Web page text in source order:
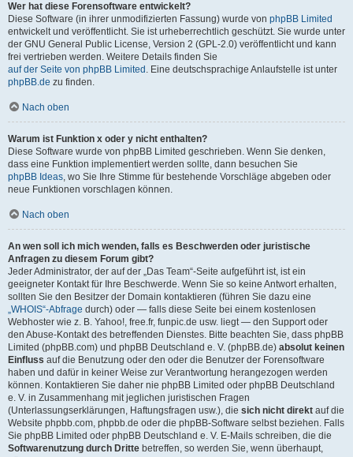
Wer hat diese Forensoftware entwickelt?
Diese Software (in ihrer unmodifizierten Fassung) wurde von phpBB Limited
entwickelt und veröffentlicht. Sie ist urheberrechtlich geschützt. Sie wurde unter
der GNU General Public License, Version 2 (GPL-2.0) veröffentlicht und kann
frei vertrieben werden. Weitere Details finden Sie
auf der Seite von phpBB Limited . Eine deutschsprachige Anlaufstelle ist unter
phpBB.de zu finden.
Nach oben
Warum ist Funktion x oder y nicht enthalten?
Diese Software wurde von phpBB Limited geschrieben. Wenn Sie denken,
dass eine Funktion implementiert werden sollte, dann besuchen Sie
phpBB Ideas, wo Sie Ihre Stimme für bestehende Vorschläge abgeben oder
neue Funktionen vorschlagen können.
Nach oben
An wen soll ich mich wenden, falls es Beschwerden oder juristische
Anfragen zu diesem Forum gibt?
Jeder Administrator, der auf der „Das Team“-Seite aufgeführt ist, ist ein
geeigneter Kontakt für Ihre Beschwerde. Wenn Sie so keine Antwort erhalten,
sollten Sie den Besitzer der Domain kontaktieren (führen Sie dazu eine
„WHOIS“-Abfrage durch) oder — falls diese Seite bei einem kostenlosen
Webhoster wie z. B. Yahoo!, free.fr, funpic.de usw. liegt — den Support oder
den Abuse-Kontakt des betreffenden Dienstes. Bitte beachten Sie, dass phpBB
Limited (phpBB.com) und phpBB Deutschland e. V. (phpBB.de) absolut keinen
Einfluss auf die Benutzung oder den oder die Benutzer der Forensoftware
haben und dafür in keiner Weise zur Verantwortung herangezogen werden
können. Kontaktieren Sie daher nie phpBB Limited oder phpBB Deutschland
e. V. in Zusammenhang mit jeglichen juristischen Fragen
(Unterlassungserklärungen, Haftungsfragen usw.), die sich nicht direkt auf die
Website phpbb.com, phpbb.de oder die phpBB-Software selbst beziehen. Falls
Sie phpBB Limited oder phpBB Deutschland e. V. E-Mails schreiben, die die
Softwarenutzung durch Dritte betreffen, so werden Sie, wenn überhaupt,